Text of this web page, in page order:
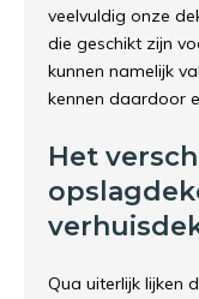
veelvuldig onze
die geschikt zijn
kunnen namelijk
kennen daardoor
Het
Qua uiterlijk lijken